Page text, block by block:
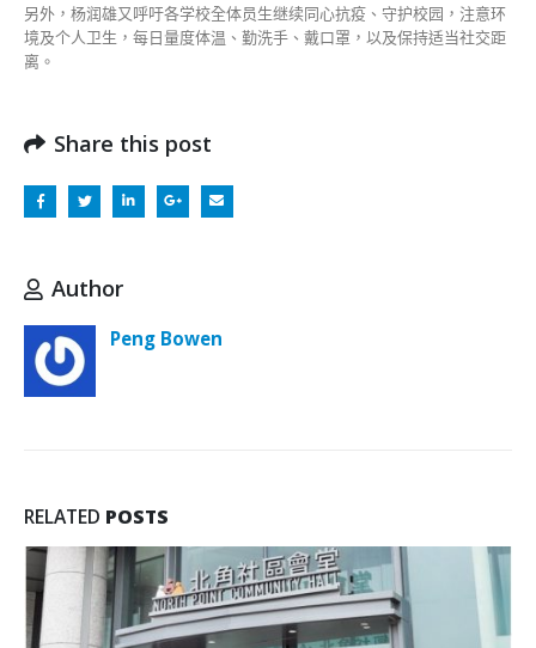
另外，杨润雄又呼吁各学校全体员生继续同心抗疫、守护校园，注意环
境及个人卫生，每日量度体温、勤洗手、戴口罩，以及保持适当社交距
离。
Share this post
Author
Peng Bowen
RELATED POSTS